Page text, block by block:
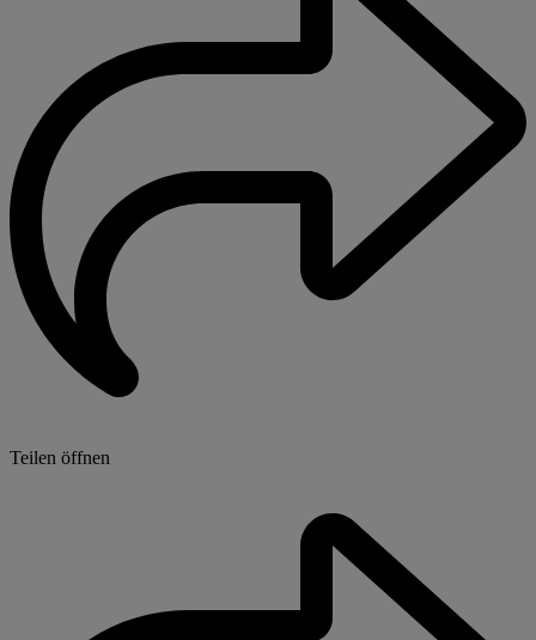
Teilen öffnen